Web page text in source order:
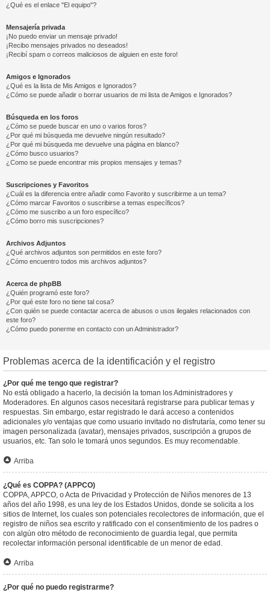
¿Qué es el enlace "El equipo"?
Mensajería privada
¡No puedo enviar un mensaje privado!
¡Recibo mensajes privados no deseados!
¡Recibí spam o correos maliciosos de alguien en este foro!
Amigos e Ignorados
¿Qué es la lista de Mis Amigos e Ignorados?
¿Cómo se puede añadir o borrar usuarios de mi lista de Amigos e Ignorados?
Búsqueda en los foros
¿Cómo se puede buscar en uno o varios foros?
¿Por qué mi búsqueda me devuelve ningún resultado?
¿Por qué mi búsqueda me devuelve una página en blanco?
¿Cómo busco usuarios?
¿Como se puede encontrar mis propios mensajes y temas?
Suscripciones y Favoritos
¿Cuál es la diferencia entre añadir como Favorito y suscribirme a un tema?
¿Cómo marcar Favoritos o suscribirse a temas específicos?
¿Cómo me suscribo a un foro específico?
¿Cómo borro mis suscripciones?
Archivos Adjuntos
¿Qué archivos adjuntos son permitidos en este foro?
¿Cómo encuentro todos mis archivos adjuntos?
Acerca de phpBB
¿Quién programó este foro?
¿Por qué este foro no tiene tal cosa?
¿Con quién se puede contactar acerca de abusos o usos ilegales relacionados con
este foro?
¿Cómo puedo ponerme en contacto con un Administrador?
Problemas acerca de la identificación y el registro
¿Por qué me tengo que registrar?
No está obligado a hacerlo, la decisión la toman los Administradores y
Moderadores. En algunos casos necesitará registrarse para publicar temas y
respuestas. Sin embargo, estar registrado le dará acceso a contenidos
adicionales y/o ventajas que como usuario invitado no disfrutaría, como tener su
imagen personalizada (avatar), mensajes privados, suscripción a grupos de
usuarios, etc. Tan solo le tomará unos segundos. Es muy recomendable.
Arriba
¿Qué es COPPA? (APPCO)
COPPA, APPCO, o Acta de Privacidad y Protección de Niños menores de 13
años del año 1998, es una ley de los Estados Unidos, donde se solicita a los
sitios de Internet, los cuales son potenciales recolectores de información, que el
registro de niños sea escrito y ratificado con el consentimiento de los padres o
con algún otro método de reconocimiento de guardia legal, que permita
recolectar información personal identificable de un menor de edad.
Arriba
¿Por qué no puedo registrarme?